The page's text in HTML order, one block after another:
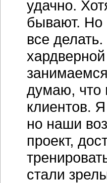
удачно.
бывают. Но
все
думаю, что
клиентов.
но наши
проект,
стали